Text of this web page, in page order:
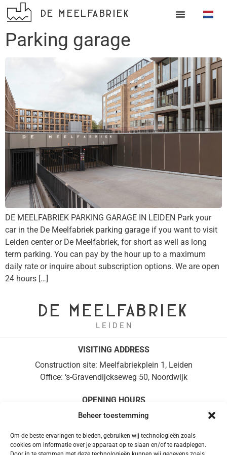
Beheer toestemming
Om de beste ervaringen te bieden, gebruiken wij technologieën zoals
cookies om informatie over je apparaat op te slaan en/of te raadplegen.
DE MEELFABRIEK
Parking garage
DE MEELFABRIEK PARKING GARAGE IN LEIDEN Park your
car in the De Meelfabriek parking garage if you want to visit
Leiden center or De Meelfabriek, for short as well as long
term parking. You can pay by the hour up to a maximum
daily rate or inquire about subscription options. We are open
24 hours […]
DE MEELFABRIEK
L E I D E N
VISITING ADDRESS
Construction site: Meelfabriekplein 1, Leiden
Office: ‘s-Gravendijckseweg 50, Noordwijk
OPENING HOURS
Monday to Friday, 08:30 – 17:00
POSTAL ADDRESS